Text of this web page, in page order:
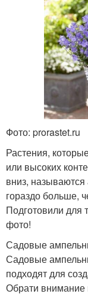
Фото: prorastet.ru
Растения,
или высоких
вниз,
гораздо больше,
Подготовили для
фото!
Садовые
Садовые
подходят для
Обрати внимание